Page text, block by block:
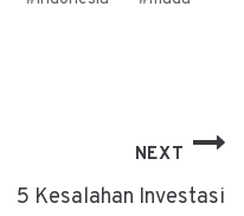
NEXT
5 Kesalahan Investasi